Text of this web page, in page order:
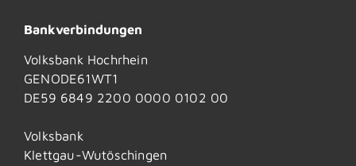
Bankverbindungen
Volksbank Hochrhein
GENODE61WT1
DE59 6849 2200 0000 0102 00
Volksbank
Klettgau-Wutöschingen